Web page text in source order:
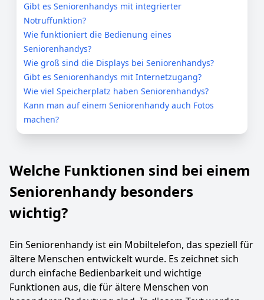
Gibt es Seniorenhandys mit integrierter
Notruffunktion?
Wie funktioniert die Bedienung eines
Seniorenhandys?
Wie groß sind die Displays bei Seniorenhandys?
Gibt es Seniorenhandys mit Internetzugang?
Wie viel Speicherplatz haben Seniorenhandys?
Kann man auf einem Seniorenhandy auch Fotos
machen?
Welche Funktionen sind bei einem
Seniorenhandy besonders
wichtig?
Ein Seniorenhandy ist ein Mobiltelefon, das speziell für
ältere Menschen entwickelt wurde. Es zeichnet sich
durch einfache Bedienbarkeit und wichtige
Funktionen aus, die für ältere Menschen von